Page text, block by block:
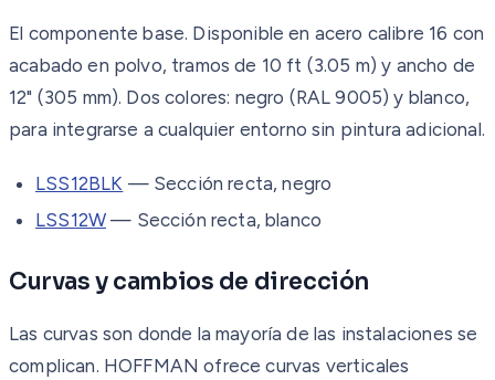
El componente base. Disponible en acero calibre 16 con
acabado en polvo, tramos de 10 ft (3.05 m) y ancho de
12" (305 mm). Dos colores: negro (RAL 9005) y blanco,
para integrarse a cualquier entorno sin pintura adicional.
LSS12BLK — Sección recta, negro
LSS12W — Sección recta, blanco
Curvas y cambios de dirección
Las curvas son donde la mayoría de las instalaciones se
complican. HOFFMAN ofrece curvas verticales